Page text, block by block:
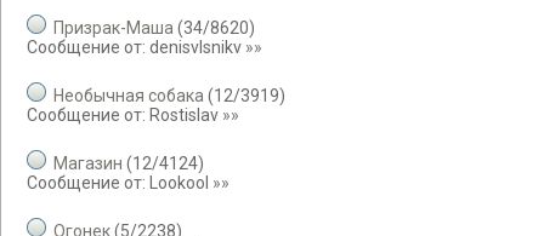
Призрак-Маша (34/8620)
Сообщение от: denisvlsnikv »»
Необычная собака (12/3919)
Сообщение от: Rostislav »»
Магазин (12/4124)
Сообщение от:
Lookool »»
Огонек(5/2238)